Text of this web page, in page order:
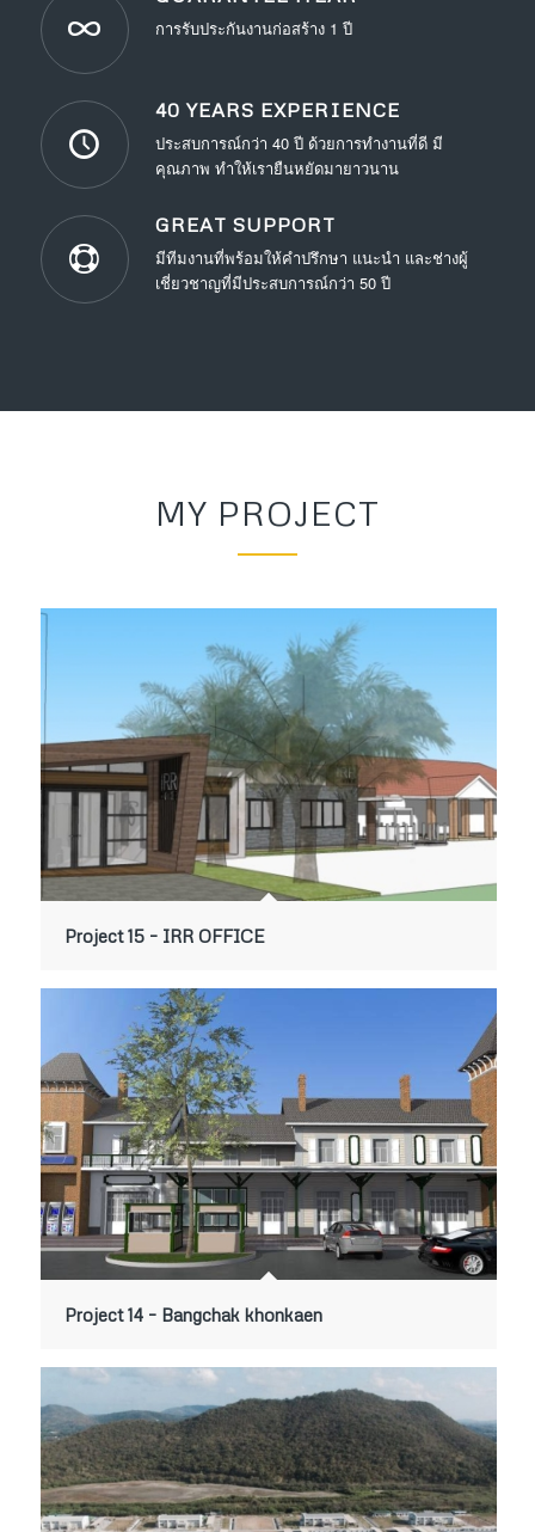
การรับประกันงานก่อสร้าง 1 ปี
40 YEARS EXPERIENCE
ประสบการณ์กว่า 40 ปี ด้วยการทำงานที่ดี มี
คุณภาพ ทำให้เรายืนหยัดมายาวนาน
GREAT SUPPORT
มีทีมงานที่พร้อมให้คำปรึกษา แนะนำ และช่างผู้
เชี่ยวชาญที่มีประสบการณ์กว่า 50 ปี
MY PROJECT
Project 15 – IRR OFFICE
Project 14 – Bangchak khonkaen